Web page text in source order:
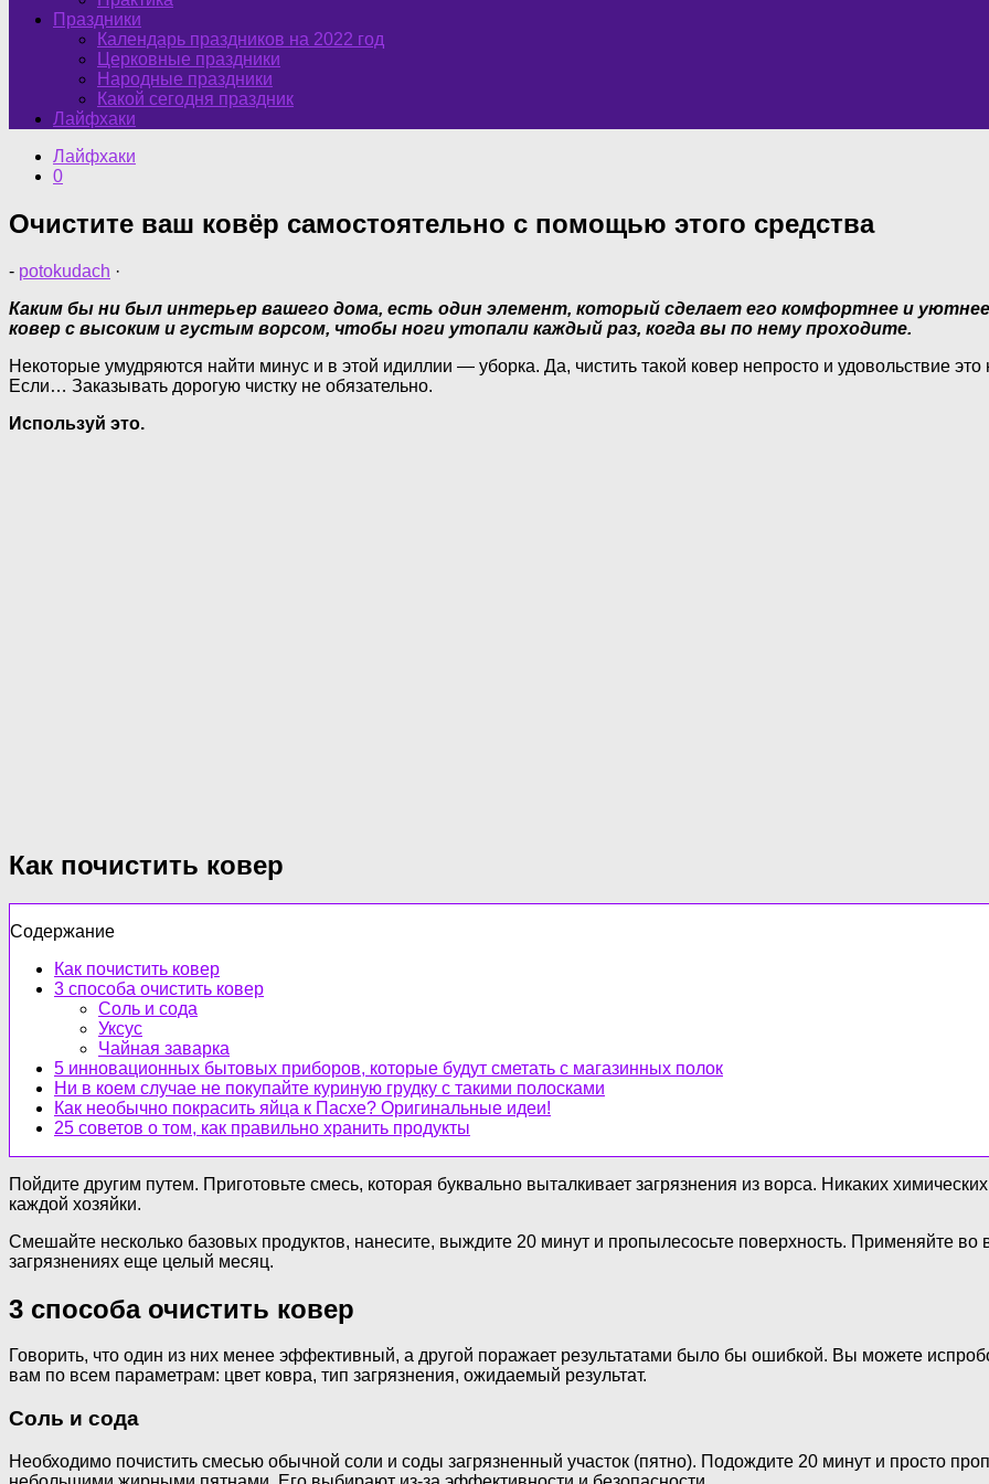
Праздники
Календарь праздников на 2022 год
Церковные праздники
Народные праздники
Какой сегодня праздник
Лайфхаки
Лайфхаки
0
Очистите ваш ковёр самостоятельно с помощью этого средства
- potokudach ·
Каким бы ни был интерьер вашего дома, есть один элемент, который сделает его комфортнее и
ковер с высоким и густым ворсом, чтобы ноги утопали каждый раз, когда вы по нему проходите.
Некоторые умудряются найти минус и в этой идиллии — уборка. Да, чистить такой ковер непросто и удовольствие
Если… Заказывать дорогую чистку не обязательно.
Используй это.
Как почистить ковер
Содержание
Как почистить ковер
3 способа очистить ковер
Соль и сода
Уксус
Чайная заварка
5 инновационных бытовых приборов, которые будут сметать с магазинных полок
Ни в коем случае не покупайте куриную грудку с такими полосками
Как необычно покрасить яйца к Пасхе? Оригинальные идеи!
25 советов о том, как правильно хранить продукты
Пойдите другим путем. Приготовьте смесь, которая буквально выталкивает загрязнения из ворса. Никаких
каждой хозяйки.
Смешайте несколько базовых продуктов, нанесите, выждите 20 минут и пропылесосьте поверхность. Применяйте во
загрязнениях еще целый месяц.
3 способа очистить ковер
Говорить, что один из них менее эффективный, а другой поражает результатами было бы ошибкой. Вы можете
вам по всем параметрам: цвет ковра, тип загрязнения, ожидаемый результат.
Соль и сода
Необходимо почистить смесью обычной соли и соды загрязненный участок (пятно). Подождите 20 минут и просто